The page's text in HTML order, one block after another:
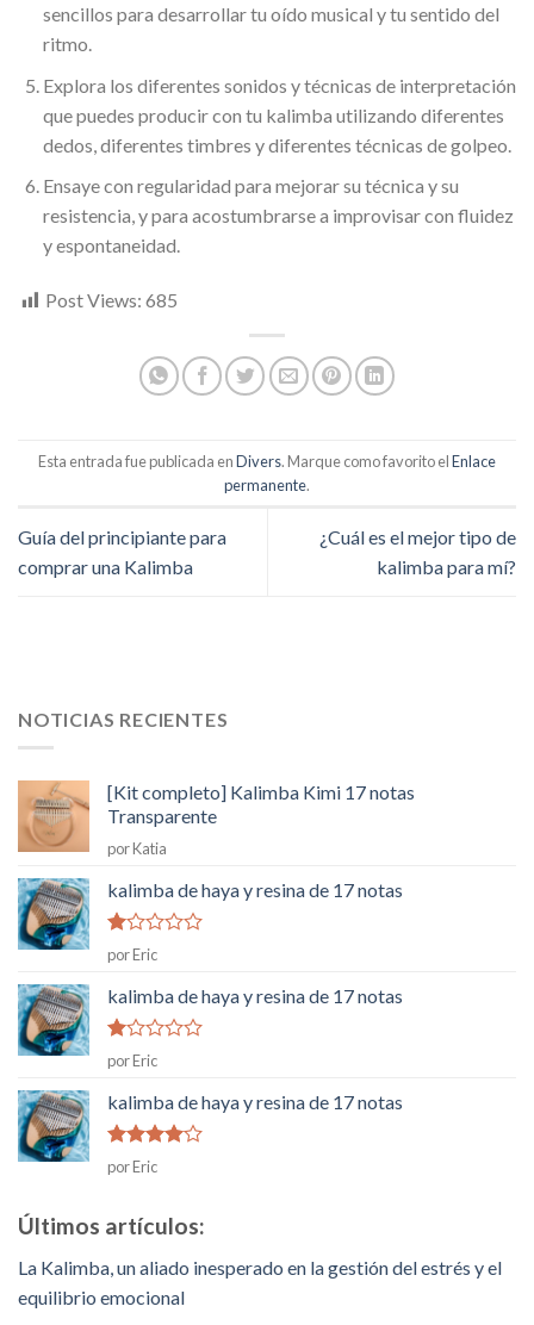
sencillos para desarrollar tu oído musical y tu sentido del
ritmo.
Explora los diferentes sonidos y técnicas de interpretación
que puedes producir con tu kalimba utilizando diferentes
dedos, diferentes timbres y diferentes técnicas de golpeo.
Ensaye con regularidad para mejorar su técnica y su
resistencia, y para acostumbrarse a improvisar con fluidez
y espontaneidad.
Post Views: 685
Esta entrada fue publicada enDivers. Marque como favorito elEnlace
permanente.
Guía del principiante para
comprar una Kalimba
¿Cuál es el mejor tipo de
kalimba para mí?
NOTICIAS RECIENTES
[Kit completo] Kalimba Kimi 17 notas
Transparente
por Katia
kalimba de haya y resina de 17 notas
Rated
1
de
5
por Eric
kalimba de haya y resina de 17 notas
Rated
1
de
5
por Eric
kalimba de haya y resina de 17 notas
Rated
de 5
por Eric
Últimos artículos:
La Kalimba, un aliado inesperado en la gestión del estrés y el
equilibrio emocional